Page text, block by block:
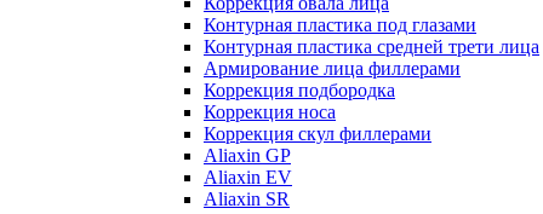
Контурная пластика под глазами
Контурная пластика средней трети лица
Армирование лица филлерами
Коррекция подбородка
Коррекция носа
Коррекция скул филлерами
Aliaxin GP
Aliaxin EV
Aliaxin SR